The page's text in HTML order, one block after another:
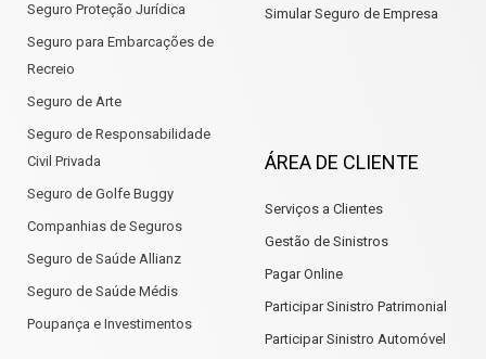
Seguro Proteção Jurídica
Seguro para Embarcações de
Recreio
Seguro de Arte
Seguro de Responsabilidade
Civil Privada
Seguro de Golfe Buggy
Companhias de Seguros
Seguro de Saúde Allianz
Seguro de Saúde Médis
Poupança e Investimentos
Simular Seguro de Empresa
ÁREA DE CLIENTE
Serviços a Clientes
Gestão de Sinistros
Pagar Online
Participar Sinistro Patrimonial
Participar Sinistro Automóvel